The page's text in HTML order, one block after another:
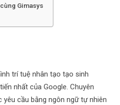
Gimasys
trí tuệ nhân tạo tạo sinh
nhất của Google. Chuyên
cầu bằng ngôn ngữ tự nhiên